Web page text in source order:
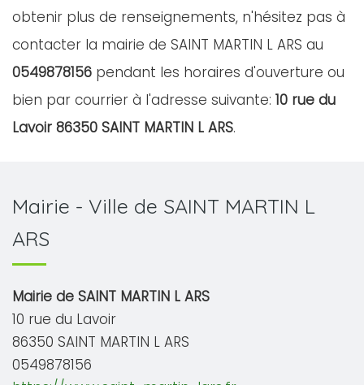
obtenir plus de renseignements, n'hésitez pas à
contacter la mairie de SAINT MARTIN L ARS au
0549878156 pendant les horaires d'ouverture ou
bien par courrier à l'adresse suivante: 10 rue du
Lavoir 86350 SAINT MARTIN L ARS.
Mairie - Ville de SAINT MARTIN L
ARS
Mairie de SAINT MARTIN L ARS
10 rue du Lavoir
86350 SAINT MARTIN L ARS
0549878156